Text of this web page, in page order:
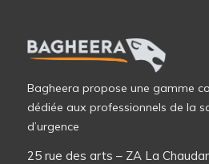
Bagheera propose une gamme
dédiée aux professionnels de la
d’urgence
25 rue des arts – ZA La